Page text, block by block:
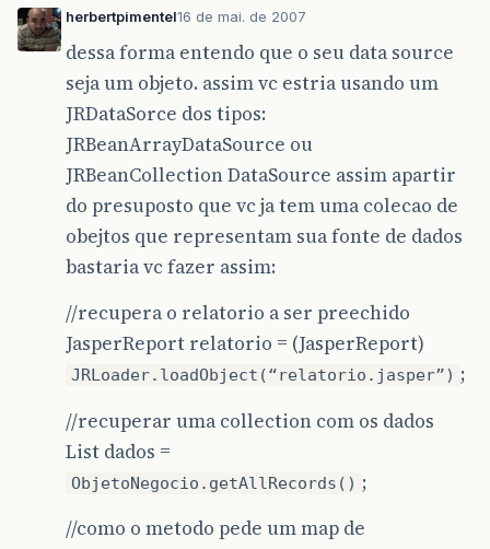
herbertpimentel16 de mai. de 2007
dessa forma entendo que o seu data source
seja um objeto. assim vc estria usando um
JRDataSorce dos tipos:
JRBeanArrayDataSource ou
JRBeanCollection DataSource assim apartir
do presuposto que vc ja tem uma colecao de
obejtos que representam sua fonte de dados
bastaria vc fazer assim:
//recupera o relatorio a ser preechido
JasperReport relatorio = (JasperReport)
JRLoader.loadObject(“relatorio.jasper”) ;
//recuperar uma collection com os dados
List dados =
ObjetoNegocio.getAllRecords() ;
//como o metodo pede um map de